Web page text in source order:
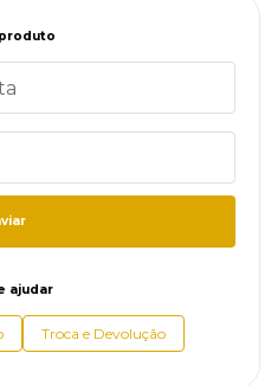
ajudar
Troca e Devolução